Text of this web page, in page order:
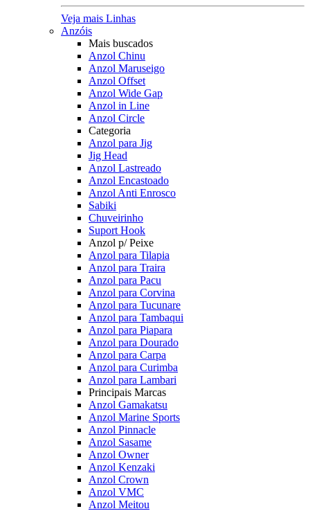
Veja mais Linhas
Anzóis
Mais buscados
Anzol Chinu
Anzol Maruseigo
Anzol Offset
Anzol Wide Gap
Anzol in Line
Anzol Circle
Categoria
Anzol para Jig
Jig Head
Anzol Lastreado
Anzol Encastoado
Anzol Anti Enrosco
Sabiki
Chuveirinho
Suport Hook
Anzol p/ Peixe
Anzol para Tilapia
Anzol para Traira
Anzol para Pacu
Anzol para Corvina
Anzol para Tucunare
Anzol para Tambaqui
Anzol para Piapara
Anzol para Dourado
Anzol para Carpa
Anzol para Curimba
Anzol para Lambari
Principais Marcas
Anzol Gamakatsu
Anzol Marine Sports
Anzol Pinnacle
Anzol Sasame
Anzol Owner
Anzol Kenzaki
Anzol Crown
Anzol VMC
Anzol Meitou